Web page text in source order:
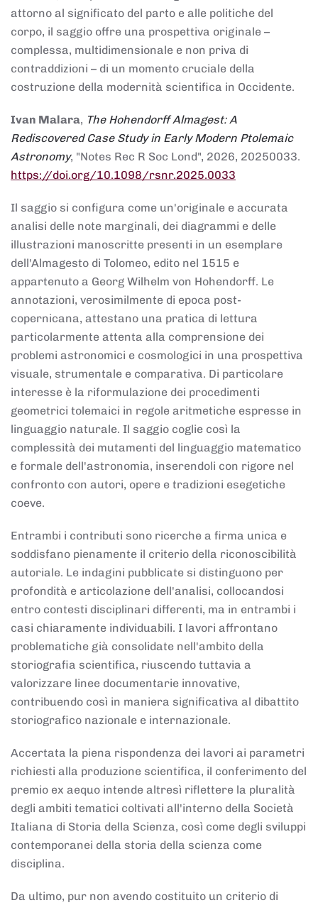
attorno al significato del parto e alle politiche del
corpo, il saggio offre una prospettiva originale –
complessa, multidimensionale e non priva di
contraddizioni – di un momento cruciale della
costruzione della modernità scientifica in Occidente.
Ivan Malara, The Hohendorff Almagest: A
Rediscovered Case Study in Early Modern Ptolemaic
Astronomy, "Notes Rec R Soc Lond", 2026, 20250033.
https://doi.org/10.1098/rsnr.2025.0033
Il saggio si configura come un'originale e accurata
analisi delle note marginali, dei diagrammi e delle
illustrazioni manoscritte presenti in un esemplare
dell'Almagesto di Tolomeo, edito nel 1515 e
appartenuto a Georg Wilhelm von Hohendorff. Le
annotazioni, verosimilmente di epoca post-
copernicana, attestano una pratica di lettura
particolarmente attenta alla comprensione dei
problemi astronomici e cosmologici in una prospettiva
visuale, strumentale e comparativa. Di particolare
interesse è la riformulazione dei procedimenti
geometrici tolemaici in regole aritmetiche espresse in
linguaggio naturale. Il saggio coglie così la
complessità dei mutamenti del linguaggio matematico
e formale dell'astronomia, inserendoli con rigore nel
confronto con autori, opere e tradizioni esegetiche
coeve.
Entrambi i contributi sono ricerche a firma unica e
soddisfano pienamente il criterio della riconoscibilità
autoriale. Le indagini pubblicate si distinguono per
profondità e articolazione dell'analisi, collocandosi
entro contesti disciplinari differenti, ma in entrambi i
casi chiaramente individuabili. I lavori affrontano
problematiche già consolidate nell'ambito della
storiografia scientifica, riuscendo tuttavia a
valorizzare linee documentarie innovative,
contribuendo così in maniera significativa al dibattito
storiografico nazionale e internazionale.
Accertata la piena rispondenza dei lavori ai parametri
richiesti alla produzione scientifica, il conferimento del
premio ex aequo intende altresì riflettere la pluralità
degli ambiti tematici coltivati all'interno della Società
Italiana di Storia della Scienza, così come degli sviluppi
contemporanei della storia della scienza come
disciplina.
Da ultimo, pur non avendo costituito un criterio di